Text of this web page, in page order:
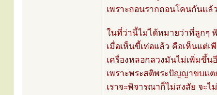
เพราะถอนรากถอนโคนกันแล้
ในที่ว่านี้ไม่ได้หมายว่าที่ลูกๆ
เมื่อเห็นขี้เท่อแล้ว คือเห็นแต่
เครื่องหลอกลวงมันไม่เพิ่มขึ้น
เพราะพระสติพระปัญญาขบแ
เราจะพิจารณาก็ไม่สงสัย จะ